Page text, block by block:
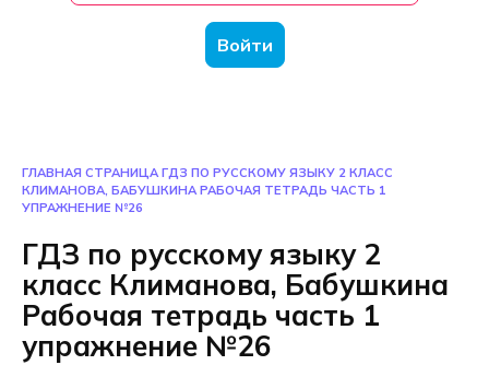
Войти
ГЛАВНАЯ СТРАНИЦА ГДЗ ПО РУССКОМУ ЯЗЫКУ 2 КЛАСС
КЛИМАНОВА, БАБУШКИНА РАБОЧАЯ ТЕТРАДЬ ЧАСТЬ 1
УПРАЖНЕНИЕ №26
ГДЗ по русскому языку 2
класс Климанова, Бабушкина
Рабочая тетрадь часть 1
упражнение №26